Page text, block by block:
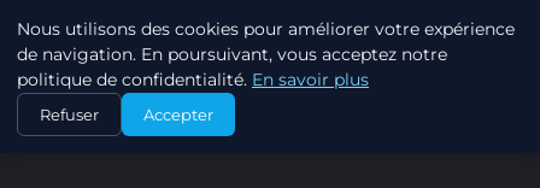
MIRIDAN WEB
SOLUTIONS WEB PROFESSIONNELLES
ACCUEIL CRÉATION D’ENTREPRISE
Nous utilisons des cookies pour améliorer votre expérience
de navigation. En poursuivant, vous acceptez notre
politique de confidentialité. En savoir plus
Refuser Accepter